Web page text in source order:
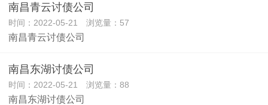
南昌青云讨债公司
时间：2022-05-21 浏览量：57
南昌青云讨债公司
南昌东湖讨债公司
时间：2022-05-21 浏览量：88
南昌东湖讨债公司